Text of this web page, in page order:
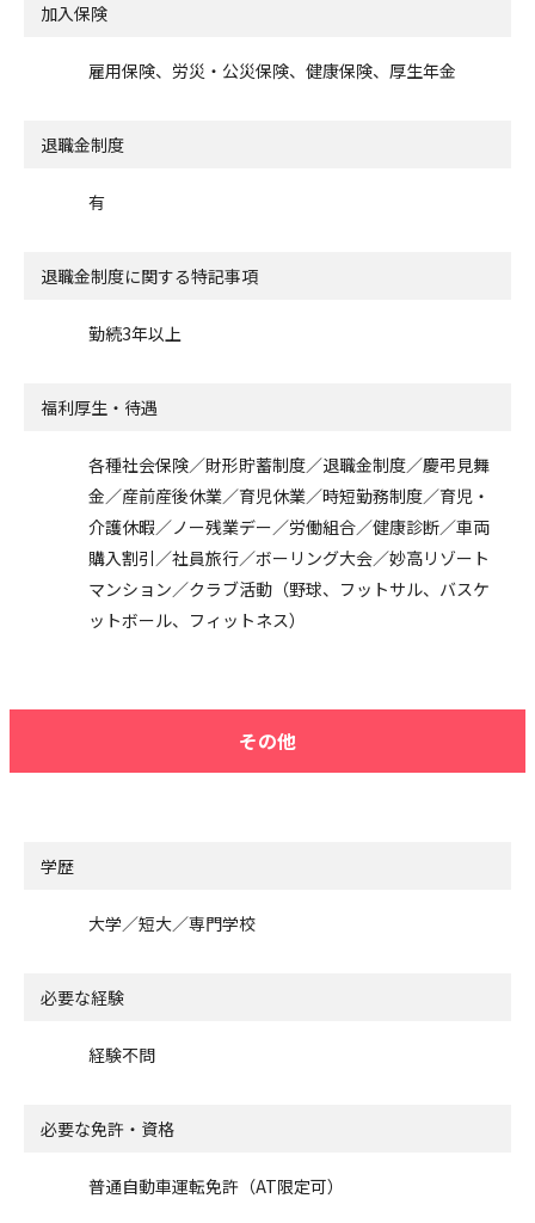
加入保険
雇用保険、労災・公災保険、健康保険、厚生年金
退職金制度
有
退職金制度に関する特記事項
勤続3年以上
福利厚生・待遇
各種社会保険／財形貯蓄制度／退職金制度／慶弔見舞
金／産前産後休業／育児休業／時短勤務制度／育児・
介護休暇／ノー残業デー／労働組合／健康診断／車両
購入割引／社員旅行／ボーリング大会／妙高リゾート
マンション／クラブ活動（野球、フットサル、バスケ
ットボール、フィットネス）
その他
学歴
大学／短大／専門学校
必要な経験
経験不問
必要な免許・資格
普通自動車運転免許（AT限定可）